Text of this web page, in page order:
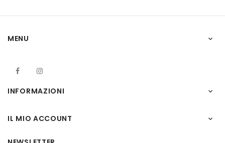
MENU 
Facebook
INFORMAZIONI

IL MIO ACCOUNT 